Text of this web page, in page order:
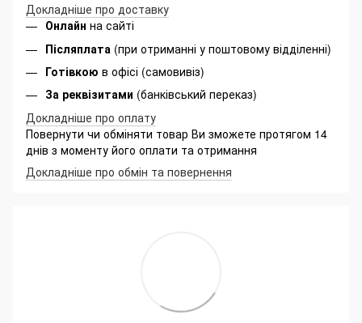
Докладніше про доставку
Онлайн на сайті
Післяплата (при отриманні у поштовому відділенні)
Готівкою в офісі (самовивіз)
За реквізитами (банківський переказ)
Докладніше про оплату
Повернути чи обміняти товар Ви зможете протягом 14
днів з моменту його оплати та отримання
Докладніше про обмін та повернення